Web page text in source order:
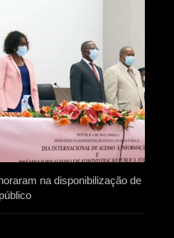
na disponibilização de